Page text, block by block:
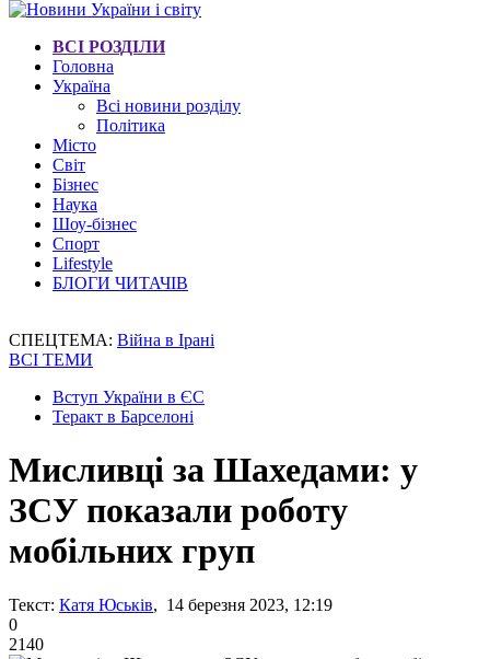
ВСІ РОЗДІЛИ
Головна
Україна
Всі новини розділу
Політика
Місто
Світ
Бізнес
Наука
Шоу-бізнес
Спорт
Lifestyle
БЛОГИ ЧИТАЧІВ
СПЕЦТЕМА: Війна в Ірані
ВСІ ТЕМИ
Вступ України в ЄС
Теракт в Барселоні
Мисливці за Шахедами: у
ЗСУ показали роботу
мобільних груп
Текст: Катя Юськів, 14 березня 2023, 12:19
0
2140